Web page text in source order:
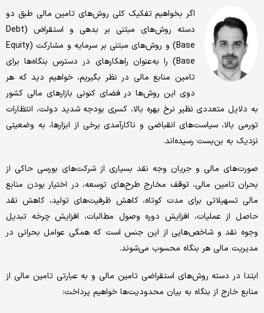
اگر بخواهیم تفکیک کلی روش‌های تامین مالی طبق دو
دسته روش‌های مبتنی بر بدهی و استقراض (Debt
Base) و روش‌های مبتنی بر سرمایه و مشارکت (Equity
Base) را به‌عنوان راهکارهای در دسترس بنگاه‌‌‌ها برای
تامین منابع مالی در نظر بگیریم، خواهیم‌‌‌ دید که هر
دوی این روش‌ها در فضای کنونی بازارهای مالی کشور
به دلایل متعددی نظیر نرخ بهره بالا، کسری بودجه شدید دولت، انتظارات
تورمی بالا، سیاست‌‌‌های انقباضی و ناکارآمدی برخی از ابزارها، به وضعیتی
نزدیک به بن‌‌‌بست رسیده‌‌‌اند.
صورت‌های مالی و جریان وجه نقد بسیاری از شرکت‌های بورسی حاکی از
بحران تامین مالی، توقف مخارج طرح‌‌‌های توسعه، در اختیار بودن منابع
مالی تسهیلاتی برای مدت کوتاه، کاهش ظرفیت‌‌‌های تولید، کاهش نقد
حاصل از عملیات، افزایش دوره وصول مطالبات، افزایش چرخه تبدیل
وجوه نقد و شاخص‌‌‌هایی از این جنس است که همگی عوامل بحرانی در
مدیریت مالی هر بنگاه محسوب می‌‌‌شوند.
ابتدا در دسته روش‌های استقراضی تامین مالی و به عبارتی تامین مالی از
منابع خارج از بنگاه به بیان محدودیت‌ها خواهیم پرداخت: